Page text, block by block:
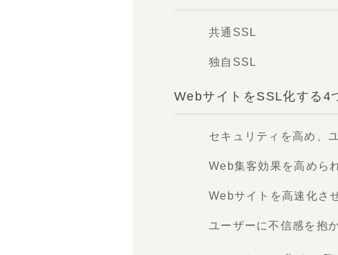
共通SSL
独自SSL
WebサイトをSSL化する4
セキュリティを高め、
Web集客効果を高めら
Webサイトを高速化さ
ユーザーに不信感を抱